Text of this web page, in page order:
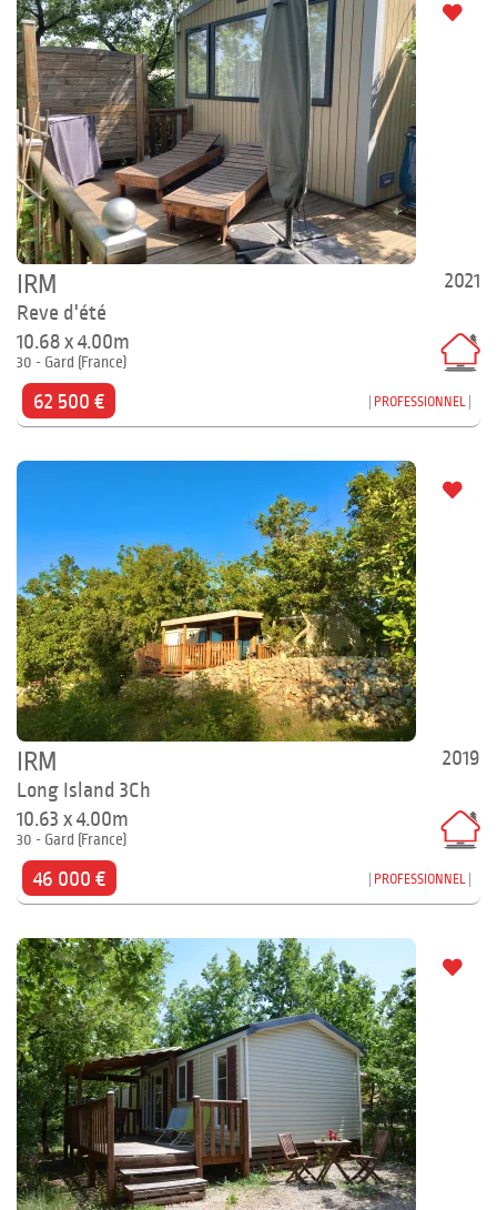
2021
IRM
Reve d'été
10.68 x 4.00m
30 - Gard (France)
62 500 € PROFESSIONNEL
2019
IRM
Long Island 3Ch
10.63 x 4.00m
30 - Gard (France)
46 000 € PROFESSIONNEL